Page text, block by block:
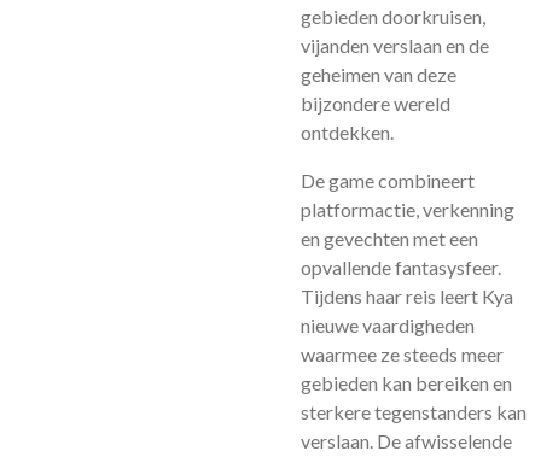
gebieden doorkruisen,
vijanden verslaan en de
geheimen van deze
bijzondere wereld
ontdekken.
De game combineert
platformactie, verkenning
en gevechten met een
opvallende fantasysfeer.
Tijdens haar reis leert Kya
nieuwe vaardigheden
waarmee ze steeds meer
gebieden kan bereiken en
sterkere tegenstanders kan
verslaan. De afwisselende